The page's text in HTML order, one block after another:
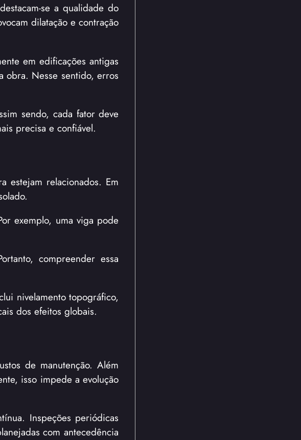
se a qualidade do
dilatação e contração
em edificações antigas
obra. Nesse sentido, erros
sendo, cada fator deve
precisa e confiável.
estejam relacionados. Em
exemplo, uma viga pode
compreender essa
nivelamento topográfico,
dos efeitos globais.
de manutenção. Além
isso impede a evolução
Inspeções periódicas
com antecedência